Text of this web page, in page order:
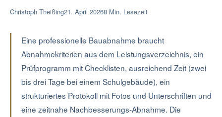
Christoph Theißing21. April 20268 Min. Lesezeit
Eine professionelle Bauabnahme braucht
Abnahmekriterien aus dem Leistungsverzeichnis, ein
Prüfprogramm mit Checklisten, ausreichend Zeit (zwei
bis drei Tage bei einem Schulgebäude), ein
strukturiertes Protokoll mit Fotos und Unterschriften und
eine zeitnahe Nachbesserungs-Abnahme. Die